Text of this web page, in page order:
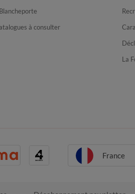
à consulter
La
France